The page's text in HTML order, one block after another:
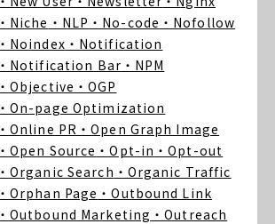
・Niche ・NLP ・No-code ・Nofollow
・Noindex ・Notification
・Notification Bar ・NPM
・Objective ・OGP
・On-page Optimization
・Online PR ・Open Graph Image
・Open Source ・Opt-in ・Opt-out
・Organic Search ・Organic Traffic
・Orphan Page ・Outbound Link
・Outbound Marketing ・Outreach